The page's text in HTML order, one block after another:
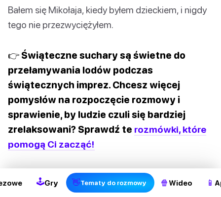
Bałem się Mikołaja, kiedy byłem dzieckiem, i nigdy
tego nie przezwyciężyłem.
👉 Świąteczne suchary są świetne do
przełamywania lodów podczas
świątecznych imprez. Chcesz więcej
pomysłów na rozpoczęcie rozmowy i
sprawienie, by ludzie czuli się bardziej
zrelaksowani? Sprawdź te rozmówki, które
pomogą Ci zacząć!
Często zadawane pytania
🕹Gry 👋Tematy do rozmowy 🍿 Wideo 📱